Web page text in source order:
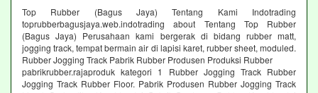
Top Rubber (Bagus Jaya) Tentang Kami Indotrading
toprubberbagusjaya.web.indotrading about Tentang Top Rubber
(Bagus Jaya) Perusahaan kami bergerak di bidang rubber matt,
jogging track, tempat bermain air di lapisi karet, rubber sheet, moduled.
Rubber Jogging Track Pabrik Rubber Produsen Produksi Rubber
pabrikrubber.rajaproduk kategori 1 Rubber Jogging Track Rubber
Jogging Track Rubber Floor. Pabrik Produsen Rubber Jogging Track